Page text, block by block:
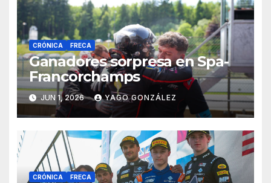
CRÓNICA FRECA
Ganadores sorpresa en Spa-
Francorchamps
JUN 1, 2026 YAGO GONZÁLEZ
CRÓNICA FRECA